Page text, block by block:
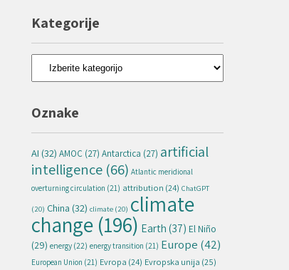
Kategorije
Kategorije
Oznake
AI (32) AMOC (27) Antarctica (27) artificial
intelligence (66) Atlantic meridional
overturning circulation (21) attribution (24) ChatGPT
(20) China (32) climate (20) climate
change (196) Earth (37) El Niño
(29) energy (22) energy transition (21) Europe (42)
European Union (21) Evropa (24) Evropska unija (25)